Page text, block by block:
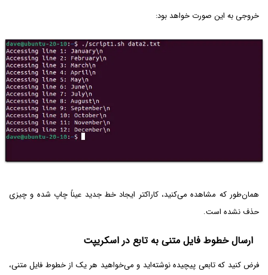
خروجی به این صورت خواهد بود:
همان‌طور که مشاهده می‌کنید، کاراکتر ایجاد خط جدید عیناً چاپ شده و چیزی
حذف نشده است.
ارسال خطوط فایل متنی به تابع در اسکریپت
فرض کنید که تابعی پیچیده نوشته‌اید و می‌خواهید هر یک از خطوط فایل متنی،